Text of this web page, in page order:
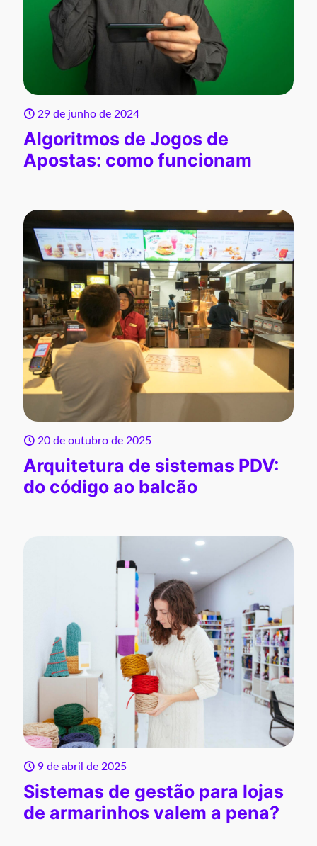
29 de junho de 2024
Algoritmos de Jogos de
Apostas: como funcionam
20 de outubro de 2025
Arquitetura de sistemas PDV:
do código ao balcão
9 de abril de 2025
Sistemas de gestão para lojas
de armarinhos valem a pena?